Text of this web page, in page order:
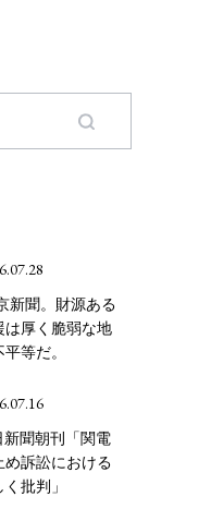
新聞。財源ある
は厚く脆弱な地
等だ。
聞朝刊「関電
訴訟における
批判」